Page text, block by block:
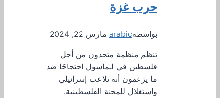
حرب غزة
بواسطةarabic مارس 22, 2024
تنظم منظمة متحدون من أجل
فلسطين في ليماسول احتجاجًا ضد
ما يزعمون أنه تلاعب إسرائيلي
واستغلال للمحنة الفلسطينية.